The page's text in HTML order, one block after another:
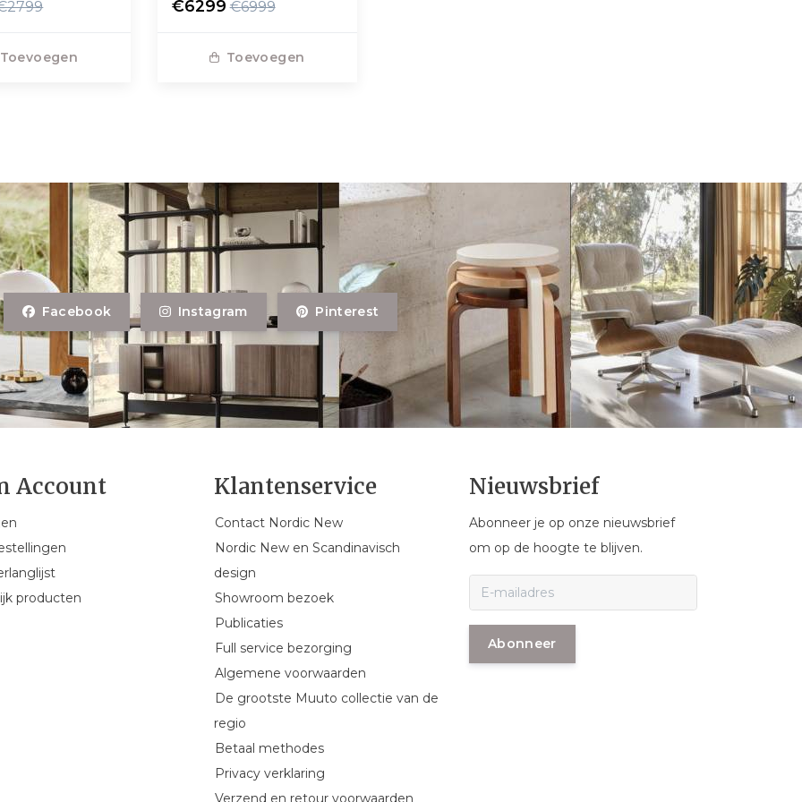
01 creme
Toevoegen
€6299 €6999
Toevoegen
Facebook Instagram Pinterest
Account
producten
Klantenservice
Contact Nordic New
Nordic New en Scandinavisch
design
Showroom bezoek
Publicaties
Full service bezorging
Algemene voorwaarden
De grootste Muuto collectie van de
regio
Betaal methodes
Privacy verklaring
Verzend en retour voorwaarden
Nieuwsbrief
Abonneer je op onze nieuwsbrief
om op de hoogte te blijven.
Abonneer